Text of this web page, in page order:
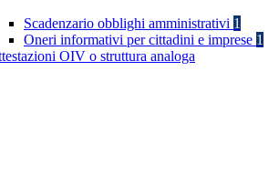
Scadenzario obblighi amministrativi 1
Oneri informativi per cittadini e imprese 1
OIV o struttura analoga